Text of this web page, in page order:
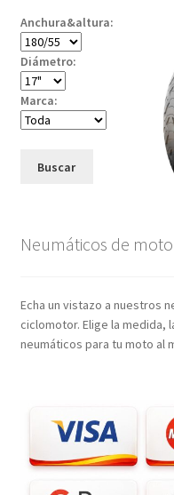
Anchura&altura:
Diámetro:
Marca:
Buscar
Neumáticos de
Echa un vistazo a nuestros
ciclomotor. Elige la medida,
neumáticos para tu moto al